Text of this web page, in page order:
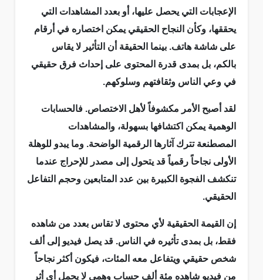
الإعجابات التي يحصل عليها، أو بعدد المشاهدات التي
يحققها، وكأن النجاح الحقيقي يمكن اختصاره في أرقام
على شاشة هاتف. بينما الحقيقة أن التأثير لا يقاس
بالكم، بل بمدى قدرة المحتوى على إحداث فرق حقيقي
في وعي الناس وثقافتهم وسلوكهم.
لقد أصبح الأمر مكشوفاً لأهل الاختصاص. فالحسابات
الوهمية يمكن اكتشافها بسهولة، والمشاهدات
المصطنعة تترك آثارها الرقمية الواضحة. وما يبدو للوهلة
الأولى نجاحاً رقمياً قد يتحول إلى مصدر للإحراج عندما
تنكشف الفجوة الكبيرة بين عدد المتابعين وحجم التفاعل
الحقيقي.
إن القيمة الحقيقية لأي محتوى لا تقاس بعدد من شاهده
فقط، بل بمدى تأثيره في الناس. قد يصل فيديو إلى ألف
شخص حقيقي ويتفاعل معه المئات، فيكون أكثر نجاحاً
من فيديو شاهده مئة ألف حساب وهمي لا يحمل أي أثر